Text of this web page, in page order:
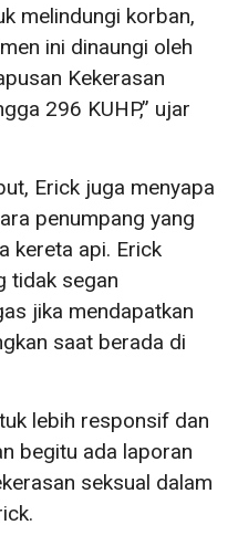
melindungi korban,
ini dinaungi oleh
Kekerasan
296 KUHP,” ujar
Erick juga menyapa
penumpang yang
kereta api. Erick
tidak segan
jika mendapatkan
saat berada di
lebih responsif dan
begitu ada laporan
seksual dalam